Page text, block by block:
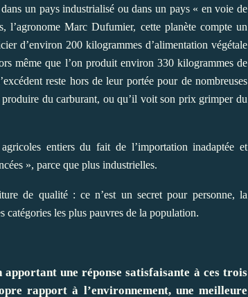
un pays industrialisé ou dans un pays « en voie de
l’agronome Marc Dufumier, cette planète compte un
d’environ 200 kilogrammes d’alimentation végétale
même que l’on produit environ 330 kilogrammes de
reste hors de leur portée pour de nombreuses
du carburant, ou qu’il voit son prix grimper du
entiers du fait de l’importation inadaptée et
», parce que plus industrielles.
de qualité : ce n’est un secret pour personne, la
les plus pauvres de la population.
une réponse satisfaisante à ces trois
rapport à l’environnement, une meilleure